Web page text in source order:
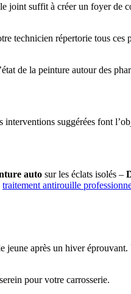
joint suffit à créer un foyer de
technicien répertorie tous ces
de la peinture autour des
suggérées font
auto sur les éclats isolés –
traitement antirouille
jeune après un hiver
pour votre carrosserie.